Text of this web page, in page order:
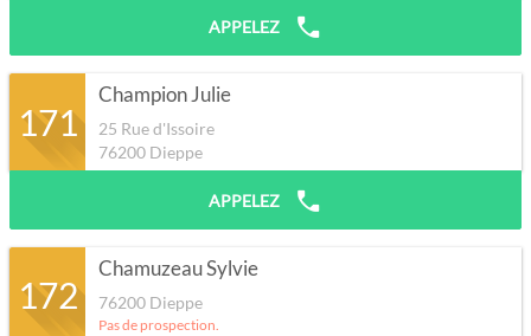
APPELEZ
171
Champion Julie
25 Rue d'Issoire
76200 Dieppe
APPELEZ
172
Chamuzeau Sylvie
76200 Dieppe
Pas de prospection.